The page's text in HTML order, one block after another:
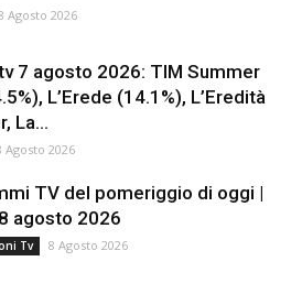
Agosto 2026
7 agosto 2026: TIM Summer
L’Erede (14.1%), L’Eredità
La...
Agosto 2026
TV del pomeriggio di oggi |
agosto 2026
Tv 8 Agosto 2026